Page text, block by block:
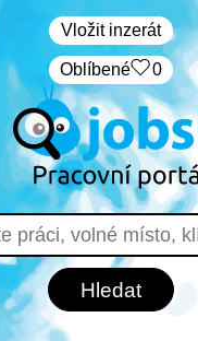
Vložit inzerát
Oblíbené 0